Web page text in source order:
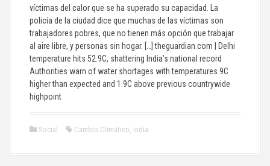
víctimas del calor que se ha superado su capacidad. La
policía de la ciudad dice que muchas de las víctimas son
trabajadores pobres, que no tienen más opción que trabajar
al aire libre, y personas sin hogar. […] theguardian.com | Delhi
temperature hits 52.9C, shattering India’s national record
Authorities warn of water shortages with temperatures 9C
higher than expected and 1.9C above previous countrywide
highpoint
Social Cambio Climático, India